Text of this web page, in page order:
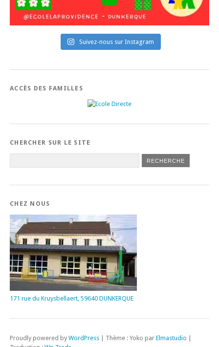
Suivez-nous sur Instagram
ACCÈS DES FAMILLES
CHERCHER SUR LE SITE
CHEZ NOUS
171 rue du Kruysbellaert, 59640 DUNKERQUE
Proudly powered by WordPress Thème : Yoko par Elmastudio